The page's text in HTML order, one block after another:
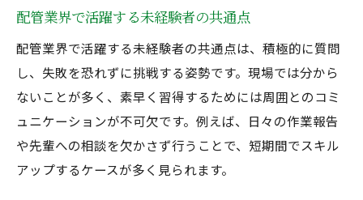
配管業界で活躍する未経験者の共通点
配管業界で活躍する未経験者の共通点は、積極的に質問
し、失敗を恐れずに挑戦する姿勢です。現場では分から
ないことが多く、素早く習得するためには周囲とのコミ
ュニケーションが不可欠です。例えば、日々の作業報告
や先輩への相談を欠かさず行うことで、短期間でスキル
アップするケースが多く見られます。